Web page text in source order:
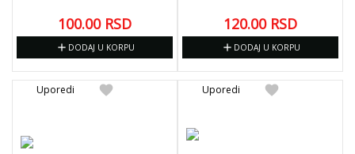
100.00 RSD
add DODAJ U KORPU
120.00 RSD
add DODAJ U KORPU
favorite
Uporedi favorite
Uporedi